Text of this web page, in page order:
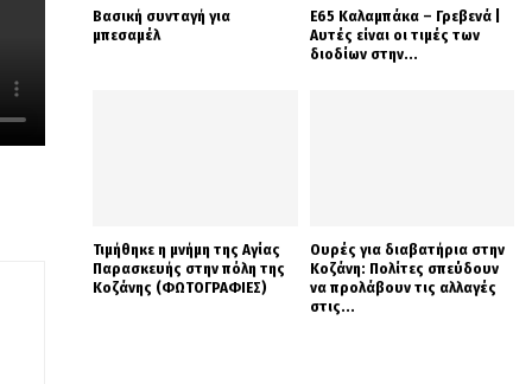
Βασική συνταγή για
μπεσαμέλ
Ε65 Καλαμπάκα – Γρεβενά |
Αυτές είναι οι τιμές των
διοδίων στην...
Τιμήθηκε η μνήμη της Αγίας
Παρασκευής στην πόλη της
Κοζάνης (ΦΩΤΟΓΡΑΦΙΕΣ)
Ουρές για διαβατήρια στην
Κοζάνη: Πολίτες σπεύδουν
να προλάβουν τις αλλαγές
στις...